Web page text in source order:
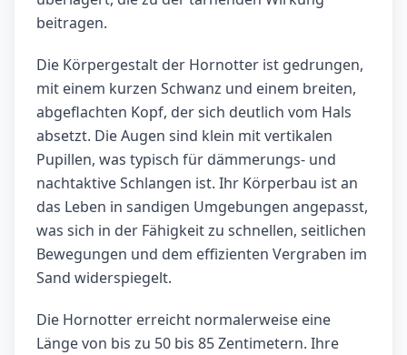
beitragen.
Die Körpergestalt der Hornotter ist gedrungen,
mit einem kurzen Schwanz und einem breiten,
abgeflachten Kopf, der sich deutlich vom Hals
absetzt. Die Augen sind klein mit vertikalen
Pupillen, was typisch für dämmerungs- und
nachtaktive Schlangen ist. Ihr Körperbau ist an
das Leben in sandigen Umgebungen angepasst,
was sich in der Fähigkeit zu schnellen, seitlichen
Bewegungen und dem effizienten Vergraben im
Sand widerspiegelt.
Die Hornotter erreicht normalerweise eine
Länge von bis zu 50 bis 85 Zentimetern. Ihre